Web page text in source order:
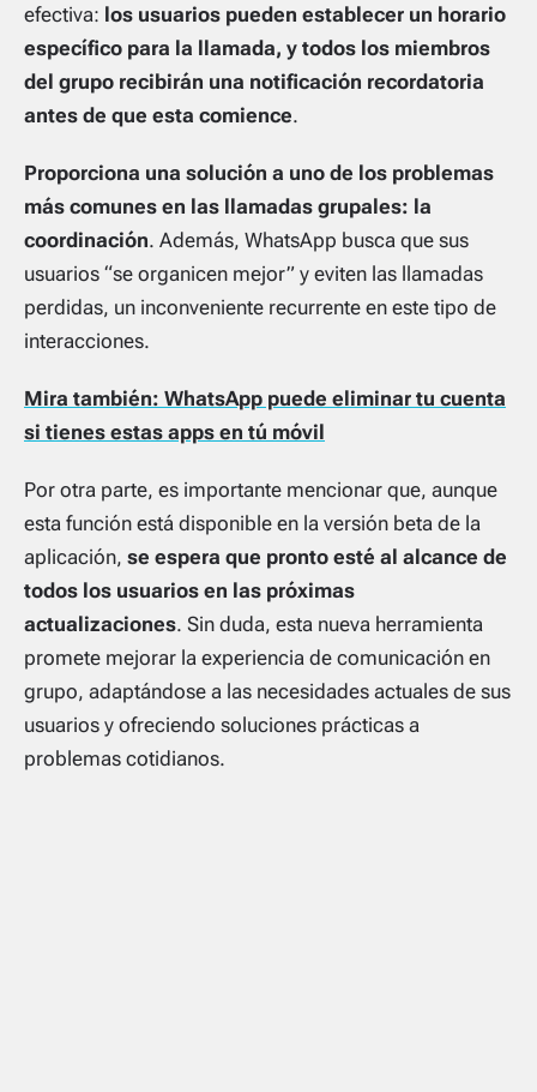
efectiva: los usuarios pueden establecer un horario
específico para la llamada, y todos los miembros
del grupo recibirán una notificación recordatoria
antes de que esta comience.
Proporciona una solución a uno de los problemas
más comunes en las llamadas grupales: la
coordinación. Además, WhatsApp busca que sus
usuarios “se organicen mejor” y eviten las llamadas
perdidas, un inconveniente recurrente en este tipo de
interacciones.
Mira también: WhatsApp puede eliminar tu cuenta
si tienes estas apps en tú móvil
Por otra parte, es importante mencionar que, aunque
esta función está disponible en la versión beta de la
aplicación, se espera que pronto esté al alcance de
todos los usuarios en las próximas
actualizaciones. Sin duda, esta nueva herramienta
promete mejorar la experiencia de comunicación en
grupo, adaptándose a las necesidades actuales de sus
usuarios y ofreciendo soluciones prácticas a
problemas cotidianos.